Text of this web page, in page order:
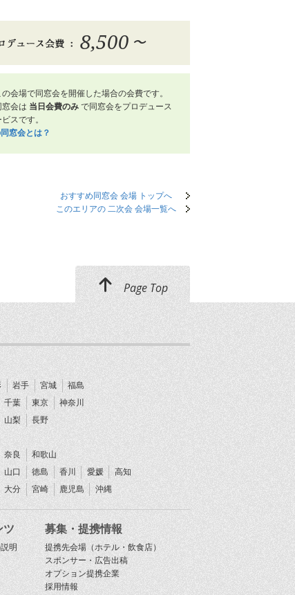
8,500 〜
の会場で同窓会を開催した場合の会費です。
会は 当日会費のみ で同窓会をプロデュース
スです。
窓会とは？
おすすめ同窓会 会場 トップへ
このエリアの 二次会 会場一覧へ
Page Top
岩手 宮城
福島
千葉 東京
神奈川
山梨
長野
奈良
和歌山
山口 徳島 香川 愛媛
高知
大分 宮崎 鹿児島 沖縄
ツ
明
募集・提携情報
提携先会場（ホテル・飲食店）
スポンサー・広告出稿
オプション提携企業
採用情報